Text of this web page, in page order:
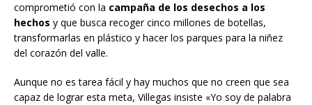
comprometió con la campaña de los desechos a los
hechos y que busca recoger cinco millones de botellas,
transformarlas en plástico y hacer los parques para la niñez
del corazón del valle.
Aunque no es tarea fácil y hay muchos que no creen que sea
capaz de lograr esta meta, Villegas insiste «Yo soy de palabra